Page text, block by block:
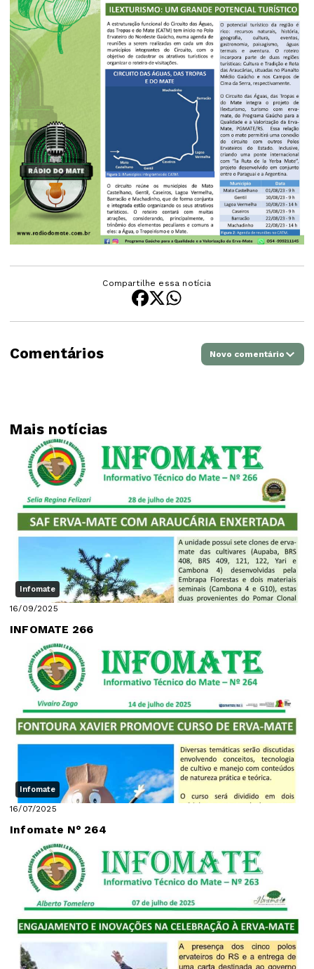
Compartilhe essa notícia
Comentários Novo comentário
Mais notícias
Infomate
16/09/2025
INFOMATE 266
Infomate
16/07/2025
Infomate N° 264